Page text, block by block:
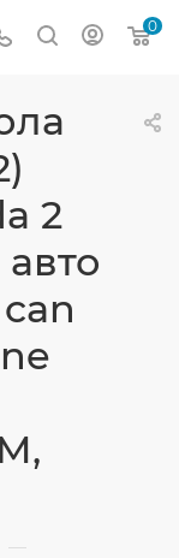
0
2
—